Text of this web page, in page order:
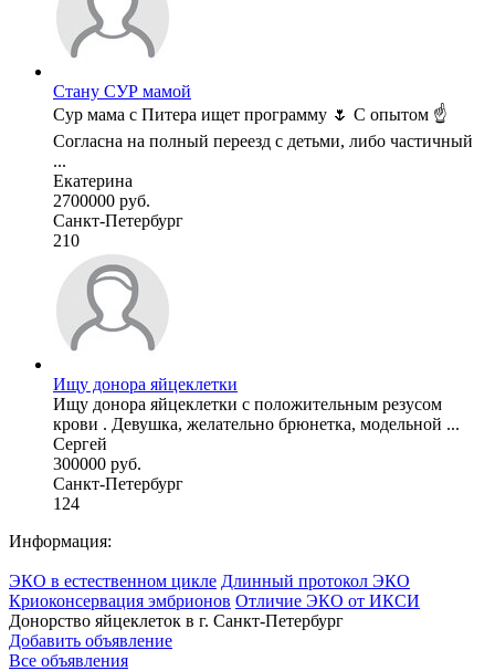
Стану СУР мамой
Сур мама с Питера ищет программу 🌷 С опытом ☝️
Согласна на полный переезд с детьми, либо частичный
...
Екатерина
2700000 руб.
Санкт-Петербург
210
Ищу донора яйцеклетки
Ищу донора яйцеклетки с положительным резусом
крови . Девушка, желательно брюнетка, модельной ...
Сергей
300000 руб.
Санкт-Петербург
124
Информация:
ЭКО в естественном цикле Длинный протокол ЭКО
Криоконсервация эмбрионов Отличие ЭКО от ИКСИ
Донорство яйцеклеток в г. Санкт-Петербург
Добавить объявление
Все объявления